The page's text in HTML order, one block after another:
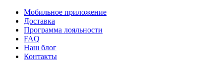
Мобильное приложение
Доставка
Программа лояльности
FAQ
Наш блог
Контакты